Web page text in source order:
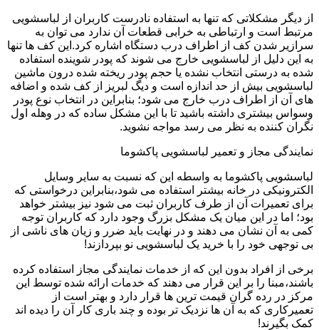
از دیگر مشکلاتی که تنها به استفاده نادرست کاربران از لباسشویی
مرتبط است و ارتباطی به خرابی قطعات آن ندارد می توان به
سرازیر شدن کف از اطراف درب دستگاه اشاره کرد.این کف ها تنها
به این دلیل از لباسشویی خارج می شوند که پودر شوینده استفاده
شده به درستی انتخاب نشده یا حجم پودر ریخته شده درون ماشین
لباسشویی بیش از حد اندازه است و دیگ لبریز از کف شده و اضافه
های آن از اطراف درب خارج می شود؛ بنابراین در انتخاب نوع پودر
وسواس بیشتری داشته باشید تا با این مشکل ساده که در وهله اول
نگران کننده به نظر می رسد مواجه نشوید.
نمایندگی مجاز و تعمیر لباسشویی پاکشوما
لباسشویی پاکشوما به واسطه این که نسبت به سایر وسایل
الکترونیکی در خانه بیشتر استفاده می شود،بنابراین درخواستی که
برای تعمیرات آن از طرف کاربران ثبت می شود نیز بیشتر خواهد
بود؛ اما در این میان یک مشکل بزرگ وجود دارد که کاربران توجه
کمی به آن نشان می دهند و در نهایت باید ضرر و زیان های ناشی از
بی توجهی خود را با خرید یک لباسشویی نو بپردازند!
برخی از افراد بدون این که از خدمات نمایندگی مجاز استفاده کرده
باشند،مبنا را بر این قرار می دهند که خدمات ارائه شده توسط این
مرکز در رده گران قیمت ترین ها قرار دارد و بهتر است از
تعمیرکاری که به آن ها نزدیک تر بوده و چند باری کار آن را دیده اند
کمک بگیرند!